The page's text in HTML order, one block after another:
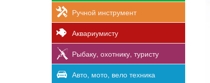
Ручной инструмент
Аквариумисту
Рыбаку, охотнику, туристу
Авто, мото, вело техника